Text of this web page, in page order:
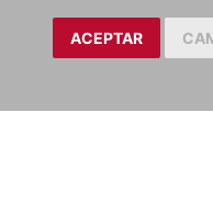
ACEPTAR